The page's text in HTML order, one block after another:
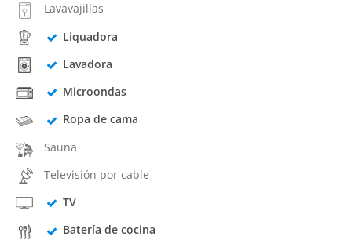
Lavavajillas
Liquadora
Lavadora
Microondas
Ropa de cama
Sauna
Televisión por cable
TV
Batería de cocina